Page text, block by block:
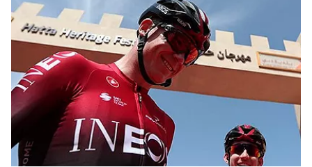
Herri-kirolak
Eskubaloia
Kirolak 360
Atletismoa